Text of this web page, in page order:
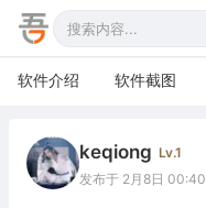
软件介绍 软件截图
keqiong Lv.1
发布于 2月8日 00:40